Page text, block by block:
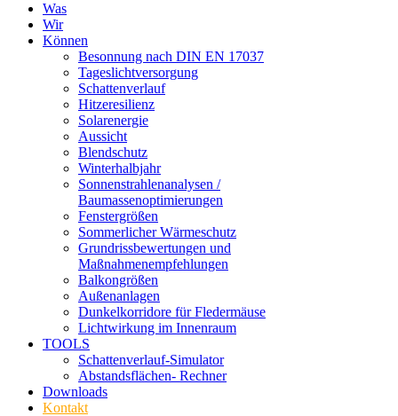
Was
Wir
Können
Besonnung nach DIN EN 17037
Tageslichtversorgung
Schattenverlauf
Hitzeresilienz
Solarenergie
Aussicht
Blendschutz
Winterhalbjahr
Sonnenstrahlenanalysen /
Baumassenoptimierungen
Fenstergrößen
Sommerlicher Wärmeschutz
Grundrissbewertungen und
Maßnahmenempfehlungen
Balkongrößen
Außenanlagen
Dunkelkorridore für Fledermäuse
Lichtwirkung im Innenraum
TOOLS
Schattenverlauf-Simulator
Abstandsflächen- Rechner
Downloads
Kontakt